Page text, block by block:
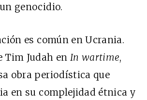
genocidio.
es común en Ucrania.
Tim Judah en In wartime,
obra periodística que
en su complejidad étnica y